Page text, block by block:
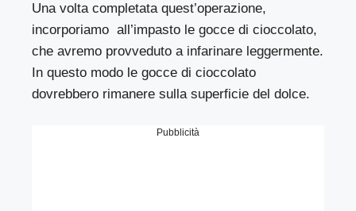
Una volta completata quest’operazione,
incorporiamo all’impasto le gocce di cioccolato,
che avremo provveduto a infarinare leggermente.
In questo modo le gocce di cioccolato
dovrebbero rimanere sulla superficie del dolce.
Pubblicità